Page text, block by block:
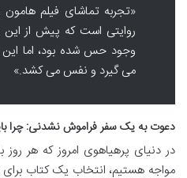
«تجربه تماشای فیلم هامون
روایتی است که پیش از
وجود حس شده بود، اما این
می گیرد و نفس می کشد.»
دعوت به یک سفر فراموش نشدنی: چرا
در دنیای پرهیاهوی امروز که هر روز
مواجه هستیم، انتخاب یک کتاب